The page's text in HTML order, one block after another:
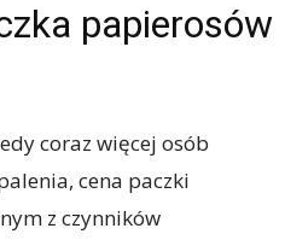
papierosów
coraz więcej osób
cena paczki
z czynników